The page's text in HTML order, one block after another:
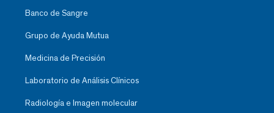
Banco de Sangre
Grupo de Ayuda Mutua
Medicina de Precisión
Laboratorio de Análisis Clínicos
Radiología e Imagen molecular